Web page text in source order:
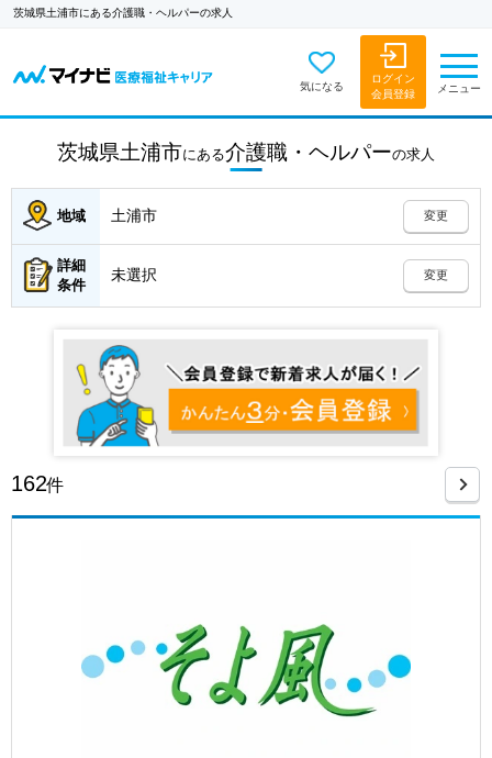
茨城県土浦市にある介護職・ヘルパーの求人
気になる
ログイン
会員登録
メニュー
茨城県土浦市にある介護職・ヘルパーの求人
地域 土浦市 変更
詳細
条件
未選択 変更
162件